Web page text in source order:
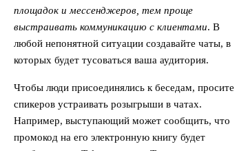
площадок и мессенджеров, тем проще
выстраивать коммуникацию с клиентами. В
любой непонятной ситуации создавайте чаты, в
которых будет тусоваться ваша аудитория.
Чтобы люди присоединялись к беседам, просите
спикеров устраивать розыгрыши в чатах.
Например, выступающий может сообщить, что
промокод на его электронную книгу будет